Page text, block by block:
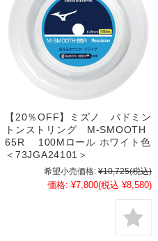
【20％OFF】ミズノ バドミン
トンストリング M-SMOOTH
65R 100Mロール ホワイト色
＜73JGA24101＞
希望小売価格: ¥10,725(税込)
価格: ¥7,800(税込 ¥8,580)